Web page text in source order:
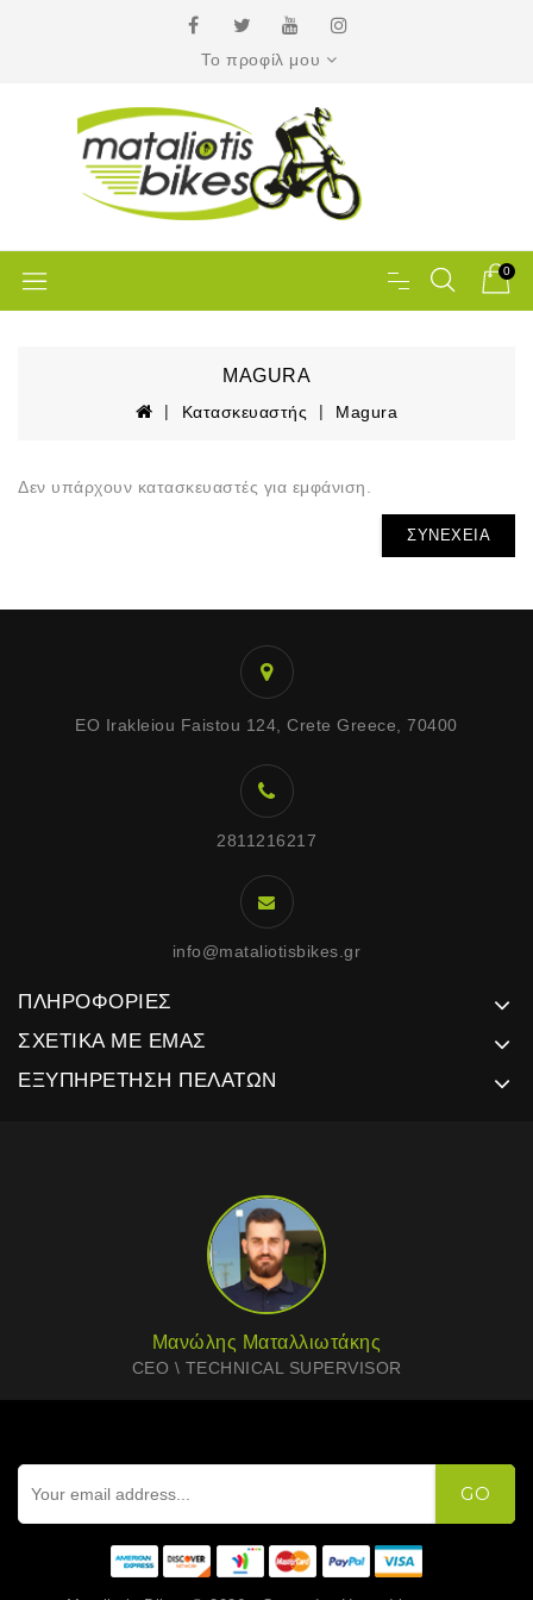
Το προφίλ μου
0
MAGURA
Κατασκευαστής Magura
Δεν υπάρχουν κατασκευαστές για εμφάνιση.
ΣΥΝΈΧΕΙΑ
EO Irakleiou Faistou 124, Crete Greece, 70400
2811216217
info@mataliotisbikes.gr
ΠΛΗΡΟΦΟΡΊΕΣ
ΣΧΕΤΙΚΆ ΜΕ ΕΜΆΣ
ΕΞΥΠΗΡΈΤΗΣΗ ΠΕΛΑΤΏΝ
Μανώλης Ματαλλιωτάκης
CEO \ TECHNICAL SUPERVISOR
GO